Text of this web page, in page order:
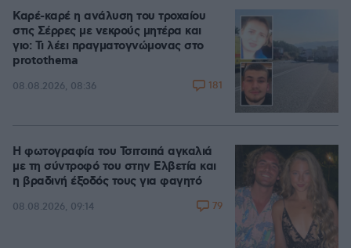
Καρέ-καρέ η ανάλυση του τροχαίου
στις Σέρρες με νεκρούς μητέρα και
γιο: Τι λέει πραγματογνώμονας στο
protothema
08.08.2026, 08:36 181
Η φωτογραφία του Τσιτσιπά αγκαλιά
με τη σύντροφό του στην Ελβετία και
η βραδινή έξοδός τους για φαγητό
08.08.2026, 09:14 79